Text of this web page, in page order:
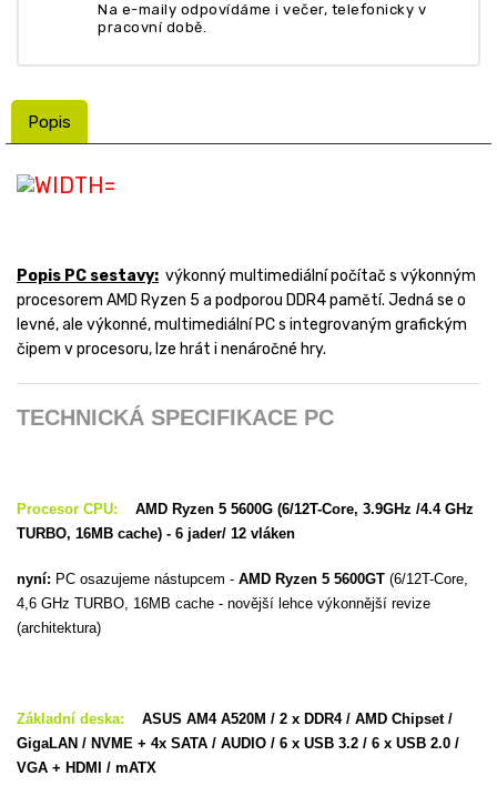
Na e-maily odpovídáme i večer, telefonicky v
pracovní době.
Popis
Popis PC sestavy: výkonný multimediální počítač s výkonným
procesorem AMD Ryzen 5 a podporou DDR4 pamětí. Jedná se o
levné, ale výkonné, multimediální PC s integrovaným grafickým
čipem v procesoru, lze hrát i nenáročné hry.
TECHNICKÁ SPECIFIKACE PC
Procesor CPU:
AMD Ryzen 5 5600G (6/12T-Core, 3.9GHz /4.4 GHz
TURBO, 16MB cache) - 6 jader/ 12 vláken
nyní: PC osazujeme nástupcem - AMD Ryzen 5 5600GT (6/12T-Core,
4,6 GHz TURBO, 16MB cache - novější lehce výkonnější revize
(architektura)
Základní deska: ASUS AM4 A520M / 2 x DDR4 / AMD Chipset /
GigaLAN / NVME + 4x SATA / AUDIO / 6 x USB 3.2 / 6 x USB 2.0 /
VGA + HDMI / mATX